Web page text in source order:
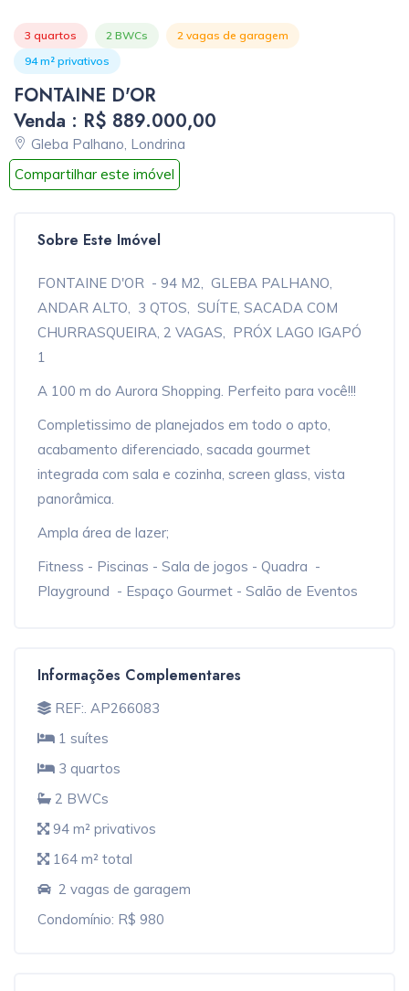
3 quartos 2 BWCs
2 vagas de garagem
94 m² privativos
FONTAINE D'OR
Venda : R$ 889.000,00
Gleba Palhano, Londrina
Compartilhar este imóvel
Sobre Este Imóvel
FONTAINE D'OR - 94 M2, GLEBA PALHANO,
ANDAR ALTO, 3 QTOS, SUÍTE, SACADA COM
CHURRASQUEIRA, 2 VAGAS, PRÓX LAGO IGAPÓ
1
A 100 m do Aurora Shopping. Perfeito para você!!!
Completissimo de planejados em todo o apto,
acabamento diferenciado, sacada gourmet
integrada com sala e cozinha, screen glass, vista
panorâmica.
Ampla área de lazer;
Fitness - Piscinas - Sala de jogos - Quadra -
Playground - Espaço Gourmet - Salão de Eventos
Informações Complementares
REF:. AP266083
1 suítes
3 quartos
2 BWCs
94 m² privativos
164 m² total
2 vagas de garagem
Condomínio: R$ 980